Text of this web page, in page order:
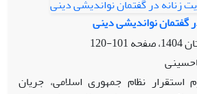
گفتمان نواندیشی دینی
101-120
نظام جمهوری اسلامی، جریان